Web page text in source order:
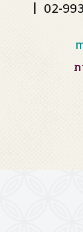
מיקוד 9091500 | טל. 02-9934520 |